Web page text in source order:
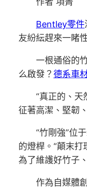
Bentley零件
友紛紜趕來一睹
一根通俗的
么啟發？德系車
“真正的、天
征著高潔、堅韌
“竹剛強”位
的燈桿。“顛末
為了維護好竹子
作為自媒體